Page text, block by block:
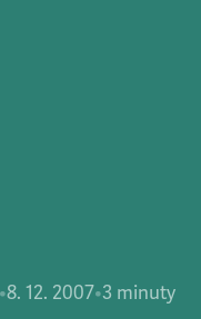
•8. 12. 2007•3 minuty